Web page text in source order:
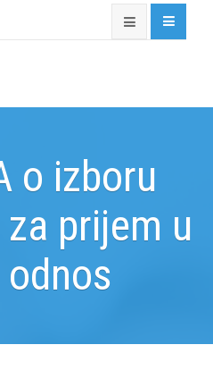
o izboru
prijem u